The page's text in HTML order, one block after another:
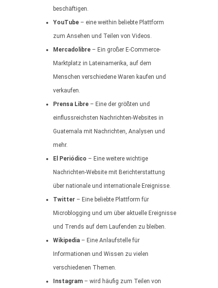
beschäftigen.
YouTube – eine weithin beliebte Plattform
zum Ansehen und Teilen von Videos.
Mercadolibre – Ein großer E-Commerce-
Marktplatz in Lateinamerika, auf dem
Menschen verschiedene Waren kaufen und
verkaufen.
Prensa Libre – Eine der größten und
einflussreichsten Nachrichten-Websites in
Guatemala mit Nachrichten, Analysen und
mehr.
El Periódico – Eine weitere wichtige
Nachrichten-Website mit Berichterstattung
über nationale und internationale Ereignisse.
Twitter – Eine beliebte Plattform für
Microblogging und um über aktuelle Ereignisse
und Trends auf dem Laufenden zu bleiben.
Wikipedia – Eine Anlaufstelle für
Informationen und Wissen zu vielen
verschiedenen Themen.
Instagram – wird häufig zum Teilen von